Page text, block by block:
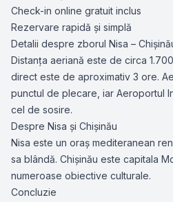
Check-in online gratuit inclus
Rezervare rapidă și simplă
Detalii despre zborul Nisa –
Distanța aeriană este de circa
direct este de aproximativ 3 ore.
punctul de plecare, iar Aeroportul
cel de sosire.
Despre Nisa și Chișinău
Nisa este un oraș mediteranean
sa blândă. Chișinău este capitala
numeroase obiective culturale.
Concluzie